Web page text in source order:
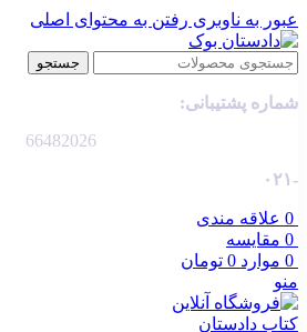
عبور به ناوبری رفتن به محتوای اصلی
جستجو
شماره پشتیبانی:
66482026
-۰۲۱
0 علاقه مندی
0 مقایسه
0 موارد 0 تومان
منو